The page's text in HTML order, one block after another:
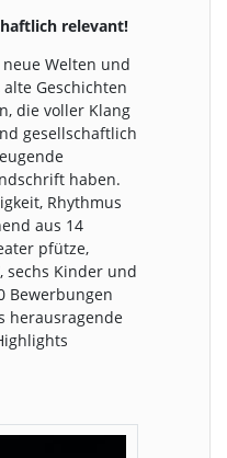
relevant!
Welten und
Geschichten
die voller Klang
gesellschaftlich
haben.
Rhythmus
aus 14
pfütze,
sechs Kinder und
Bewerbungen
herausragende